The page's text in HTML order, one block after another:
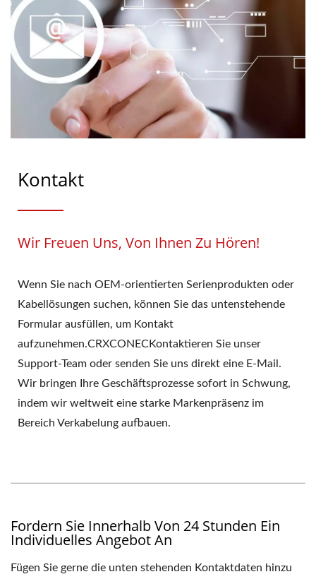
Kontakt
Wir Freuen Uns, Von Ihnen Zu Hören!
Wenn Sie nach OEM-orientierten Serienprodukten oder
Kabellösungen suchen, können Sie das untenstehende
Formular ausfüllen, um Kontakt
aufzunehmen.CRXCONECKontaktieren Sie unser
Support-Team oder senden Sie uns direkt eine E-Mail.
Wir bringen Ihre Geschäftsprozesse sofort in Schwung,
indem wir weltweit eine starke Markenpräsenz im
Bereich Verkabelung aufbauen.
Fordern Sie Innerhalb Von 24 Stunden Ein
Individuelles Angebot An
Fügen Sie gerne die unten stehenden Kontaktdaten hinzu